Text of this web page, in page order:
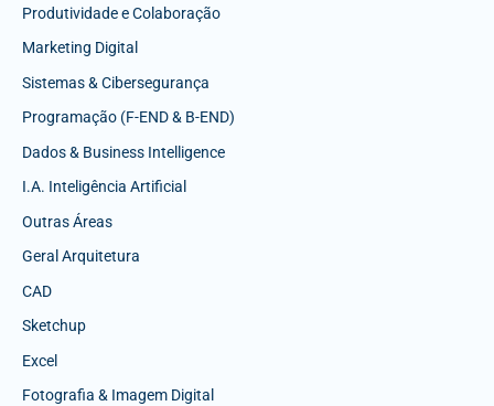
Produtividade e Colaboração
Marketing Digital
Sistemas & Cibersegurança
Programação (F-END & B-END)
Dados & Business Intelligence
I.A. Inteligência Artificial
Outras Áreas
Geral Arquitetura
CAD
Sketchup
Excel
Fotografia & Imagem Digital